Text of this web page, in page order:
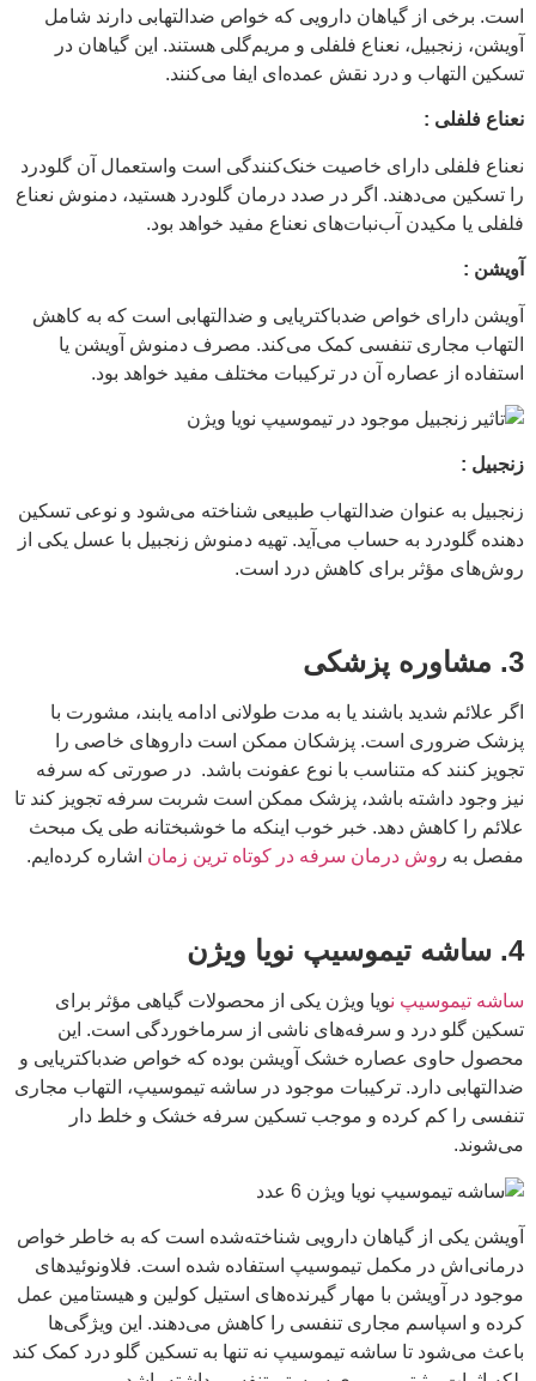
است. برخی از گیاهان دارویی که خواص ضدالتهابی دارند شامل
آویشن، زنجبیل، نعناع فلفلی و مریم‌گلی هستند. این گیاهان در
تسکین التهاب و درد نقش عمده‌ای ایفا می‌کنند.
نعناع فلفلی :
نعناع فلفلی دارای خاصیت خنک‌کنندگی است واستعمال آن گلودرد
را تسکین می‌دهند. اگر در صدد درمان گلودرد هستید، دمنوش نعناع
فلفلی یا مکیدن آب‌نبات‌های نعناع مفید خواهد بود.
آویشن :
آویشن دارای خواص ضدباکتریایی و ضدالتهابی است که به کاهش
التهاب مجاری تنفسی کمک می‌کند. مصرف دمنوش آویشن یا
استفاده از عصاره آن در ترکیبات مختلف مفید خواهد بود.
زنجبیل :
زنجبیل به عنوان ضدالتهاب طبیعی شناخته می‌شود و نوعی تسکین
دهنده گلودرد به حساب می‌آید. تهیه دمنوش زنجبیل با عسل یکی از
روش‌های مؤثر برای کاهش درد است.
3. مشاوره پزشکی
اگر علائم شدید باشند یا به مدت طولانی ادامه یابند، مشورت با
پزشک ضروری است. پزشکان ممکن است داروهای خاصی را
تجویز کنند که متناسب با نوع عفونت باشد. در صورتی که سرفه
نیز وجود داشته باشد، پزشک ممکن است شربت سرفه تجویز کند تا
علائم را کاهش دهد. خبر خوب اینکه ما خوشبختانه طی یک مبحث
مفصل به ر وش درمان سرفه در کوتاه ترین زمان اشاره کرده‌ایم.
4. ساشه تیموسیپ نویا ویژن
ساشه تیموسیپ نویا ویژن یکی از محصولات گیاهی مؤثر برای
تسکین گلو درد و سرفه‌های ناشی از سرماخوردگی است. این
محصول حاوی عصاره خشک آویشن بوده که خواص ضدباکتریایی و
ضدالتهابی دارد. ترکیبات موجود در ساشه تیموسیپ، التهاب مجاری
تنفسی را کم کرده و موجب تسکین سرفه خشک و خلط دار
می‌شوند.
آویشن یکی از گیاهان دارویی شناخته‌شده است که به خاطر خواص
درمانی‌اش در مکمل تیموسیپ استفاده شده است. فلاونوئیدهای
موجود در آویشن با مهار گیرنده‌های استیل کولین و هیستامین عمل
کرده و اسپاسم مجاری تنفسی را کاهش می‌دهند. این ویژگی‌ها
باعث می‌شود تا ساشه تیموسیپ نه تنها به تسکین گلو درد کمک کند